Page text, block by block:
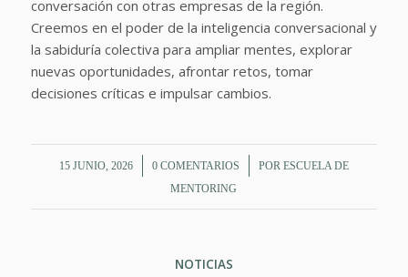
conversación con otras empresas de la región.
Creemos en el poder de la inteligencia conversacional y
la sabiduría colectiva para ampliar mentes, explorar
nuevas oportunidades, afrontar retos, tomar
decisiones críticas e impulsar cambios.
15 JUNIO, 2026
/ 0 COMENTARIOS
/ POR ESCUELA DE
MENTORING
NOTICIAS